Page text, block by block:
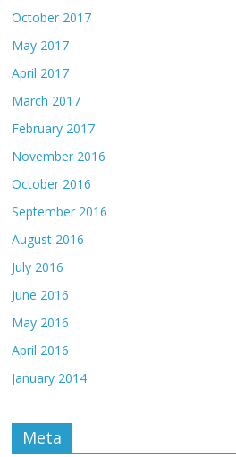
October 2017
May 2017
April 2017
March 2017
February 2017
November 2016
October 2016
September 2016
August 2016
July 2016
June 2016
May 2016
April 2016
January 2014
Meta